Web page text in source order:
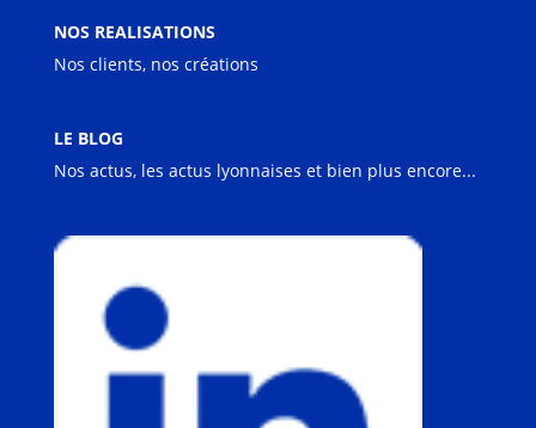
NOS REALISATIONS
Nos clients, nos créations
LE BLOG
Nos actus, les actus lyonnaises et bien plus encore...